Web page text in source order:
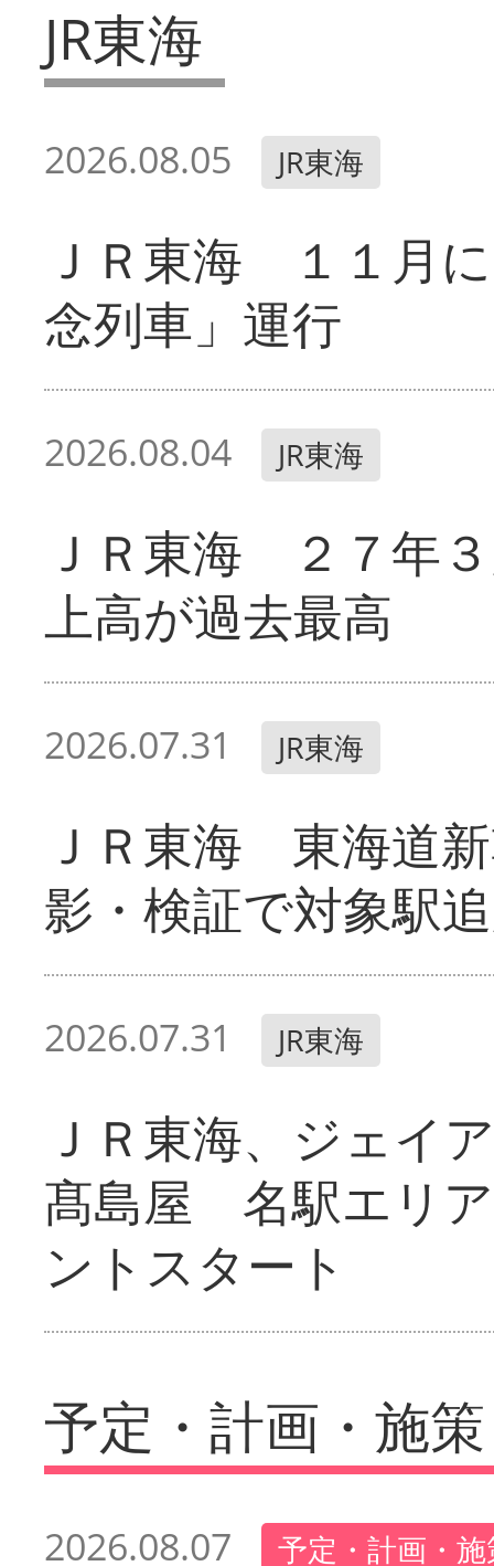
JR東海
2026.08.05 JR東海
ＪＲ東海 １１月
念列車」運行
2026.08.04 JR東海
ＪＲ東海 ２７年
上高が過去最高
2026.07.31 JR東海
ＪＲ東海 東海道
影・検証で対象駅
2026.07.31 JR東海
ＪＲ東海、ジェイ
髙島屋 名駅エリ
ントスタート
予定・計画・施策
2026.08.07 予定・計画・